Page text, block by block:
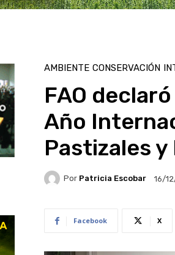
AMBIENTE CONSERVACIÓN
FAO
Año
Pastizales
Por Patricia Escobar 16/
Facebook X